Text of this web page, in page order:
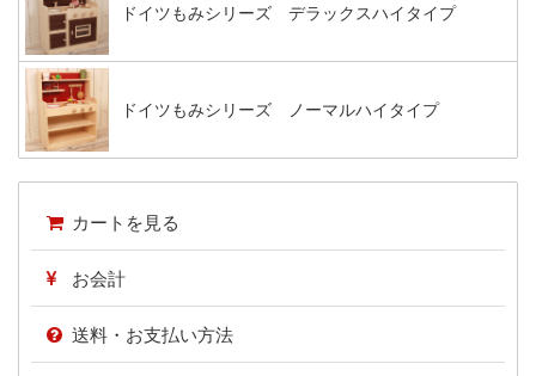
ドイツもみシリーズ デラックスハイタイプ
ドイツもみシリーズ ノーマルハイタイプ
カートを見る
お会計
送料・お支払い方法